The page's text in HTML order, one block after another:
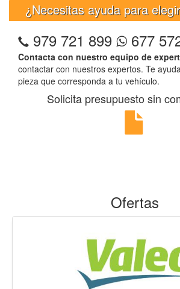
¿Necesitas ayuda para
979 721 899 677
Contacta con nuestro equipo de
contactar con nuestros expertos. Te
pieza que corresponda a tu vehículo.
Solicita presupuesto sin
Ofertas